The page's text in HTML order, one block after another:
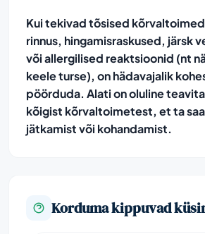
Kui tekivad tõsised
rinnus, hingamisraskused, järsk
või allergilised reaktsioonid (nt
keele turse), on hädavajalik
pöörduda. Alati on oluline
kõigist kõrvaltoimetest, et ta
jätkamist või kohandamist.
Korduma kippuvad